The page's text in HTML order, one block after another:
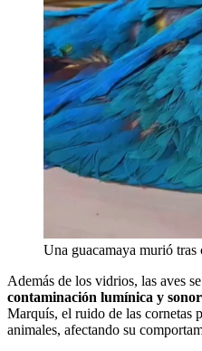
Una guacamaya murió tras
Además de los vidrios, las aves
contaminación lumínica y
Marquís, el ruido de las cornetas
animales, afectando su